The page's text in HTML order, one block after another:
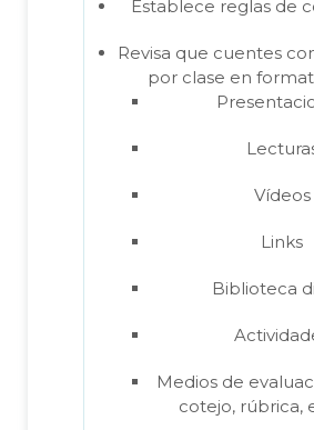
Establece reglas de
Revisa que cuentes
por clase en
Vídeos
Links
Biblioteca
Medios de
cotejo, rúbrica,